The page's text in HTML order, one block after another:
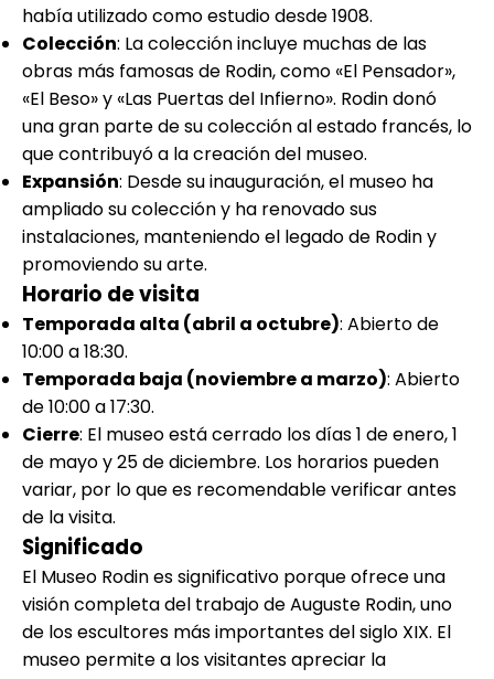
había utilizado como estudio desde 1908.
Colección: La colección incluye muchas de las
obras más famosas de Rodin, como «El Pensador»,
«El Beso» y «Las Puertas del Infierno». Rodin donó
una gran parte de su colección al estado francés, lo
que contribuyó a la creación del museo.
Expansión: Desde su inauguración, el museo ha
ampliado su colección y ha renovado sus
instalaciones, manteniendo el legado de Rodin y
promoviendo su arte.
Horario de visita
Temporada alta (abril a octubre): Abierto de
10:00 a 18:30.
Temporada baja (noviembre a marzo): Abierto
de 10:00 a 17:30.
Cierre: El museo está cerrado los días 1 de enero, 1
de mayo y 25 de diciembre. Los horarios pueden
variar, por lo que es recomendable verificar antes
de la visita.
Significado
El Museo Rodin es significativo porque ofrece una
visión completa del trabajo de Auguste Rodin, uno
de los escultores más importantes del siglo XIX. El
museo permite a los visitantes apreciar la